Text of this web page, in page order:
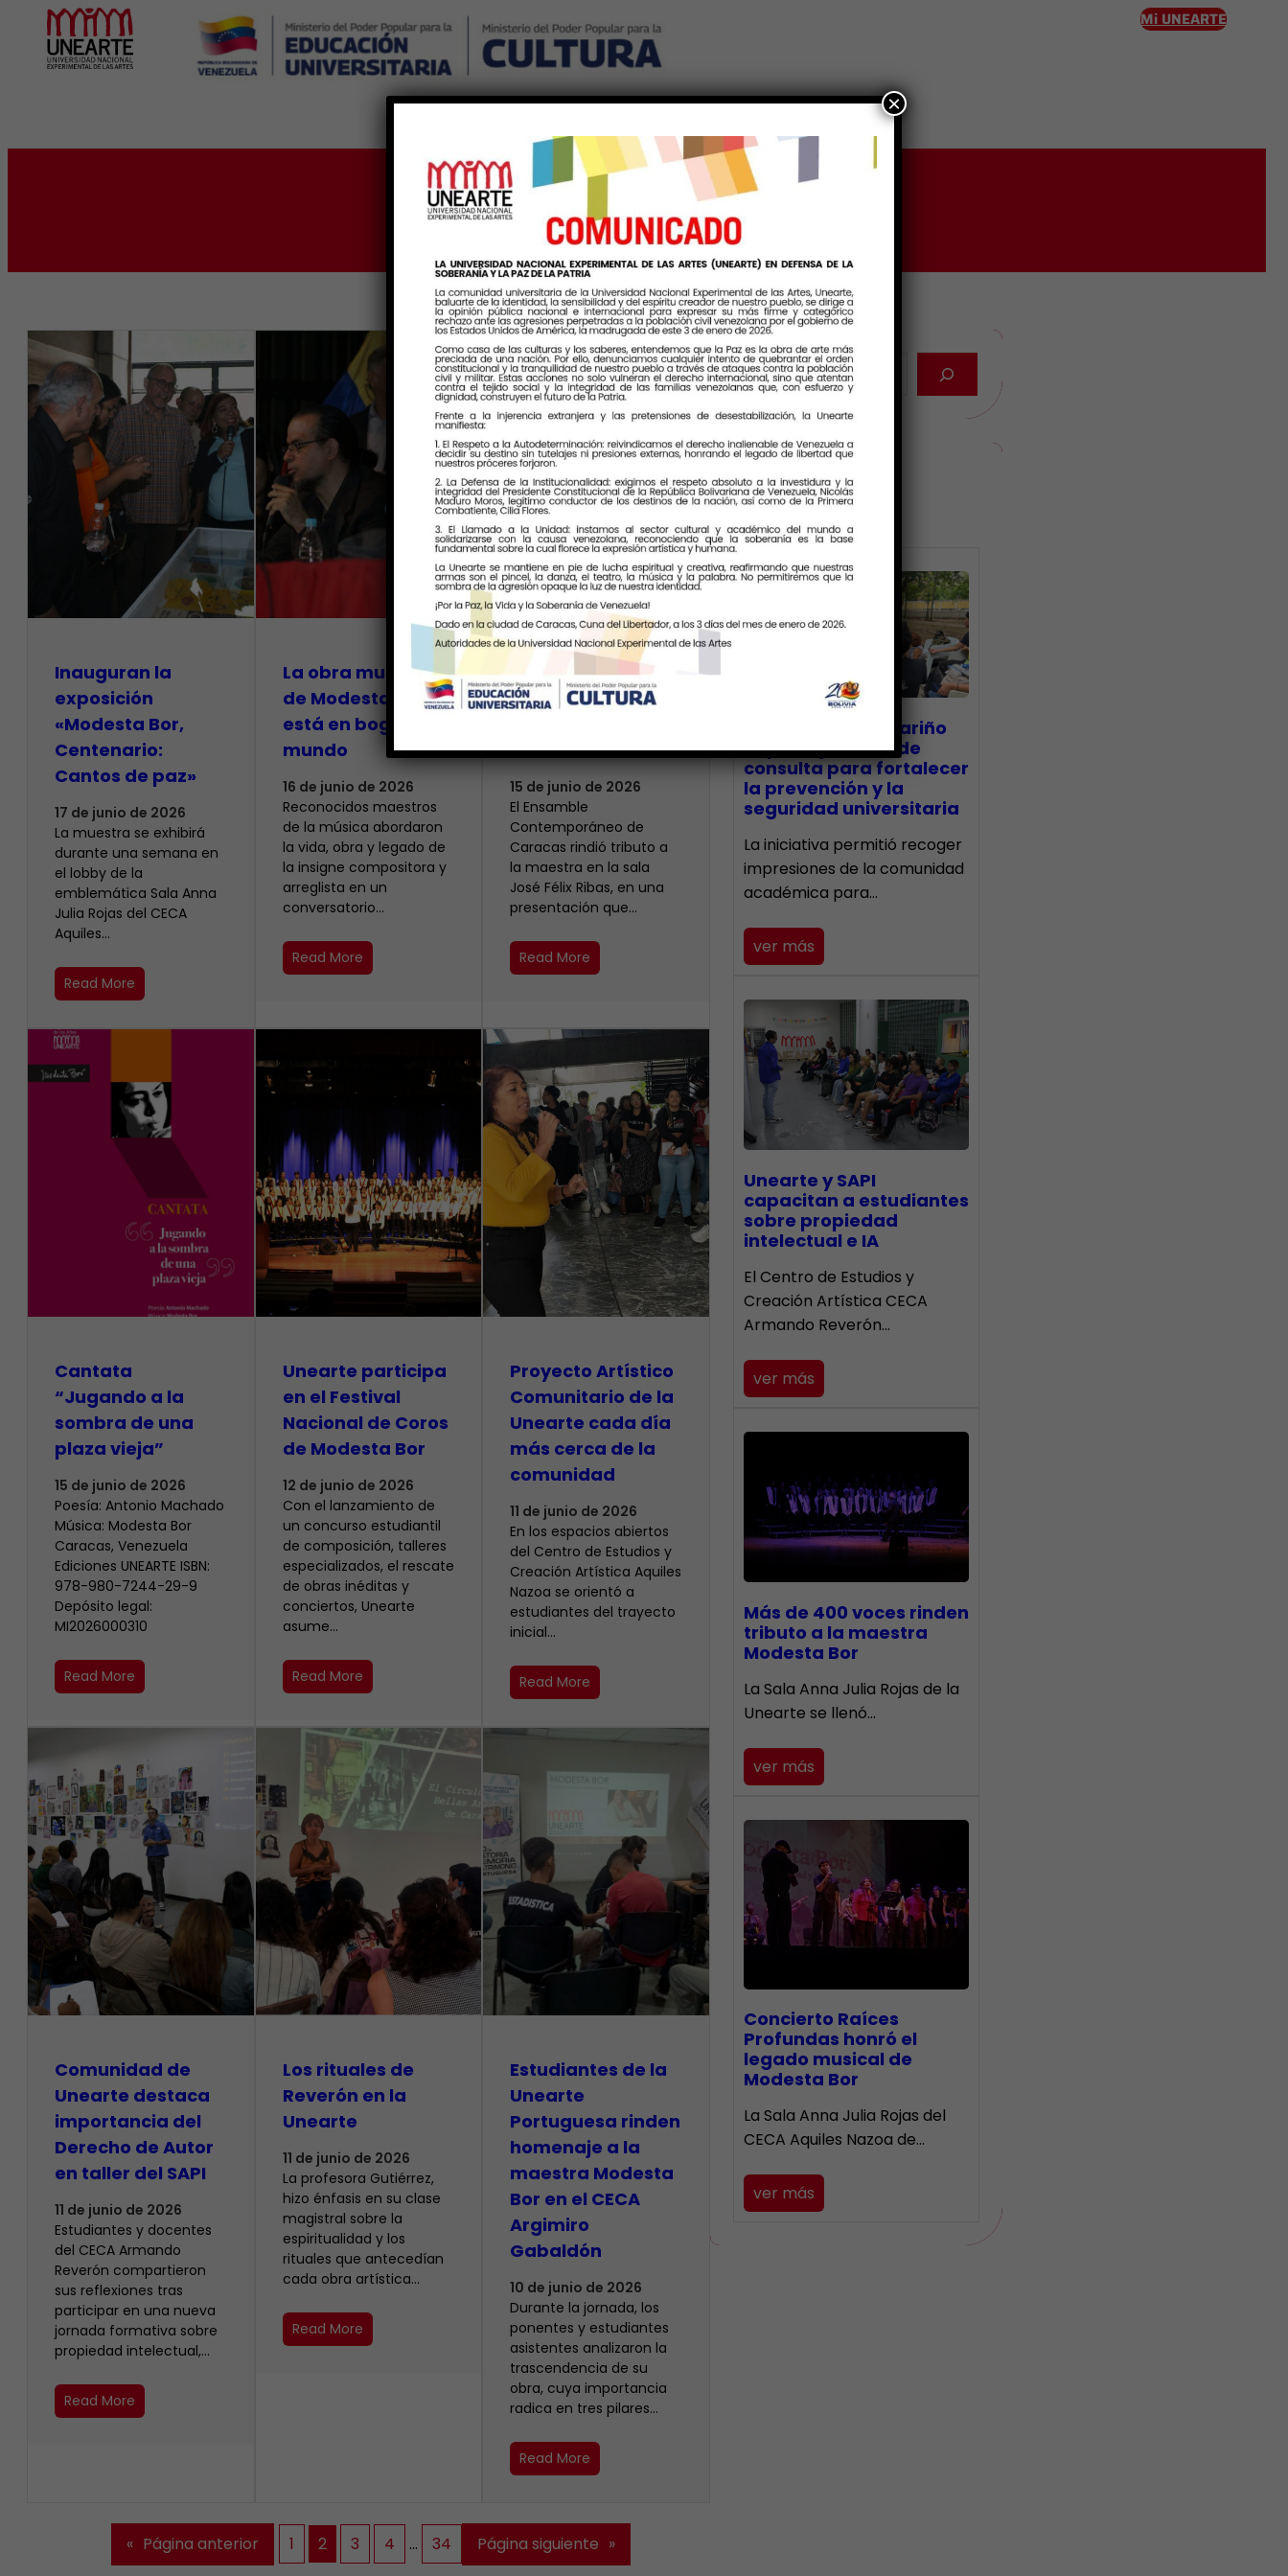
Mi UNEARTE
Ingreso
Etiqueta:VisiónPedagógica
Inauguran la
exposición
«Modesta Bor,
Centenario:
Cantos de paz»
17 de junio de 2026
La muestra se exhibirá
durante una semana en
el lobby de la
emblemática Sala Anna
Julia Rojas del CECA
Aquiles…
Read More
La obra musical
de Modesta Bor
está en boga en el
mundo
16 de junio de 2026
Reconocidos maestros
de la música abordaron
la vida, obra y legado de
la insigne compositora y
arreglista en un
conversatorio…
Read More
Modesta: un
centenario que
memoria histórica
15 de junio de 2026
El Ensamble
Contemporáneo de
Caracas rindió tributo a
la maestra en la sala
José Félix Ribas, en una
presentación que…
Read More
Cantata
“Jugando a la
sombra de una
plaza vieja”
15 de junio de 2026
Poesía: Antonio Machado
Música: Modesta Bor
Caracas, Venezuela
Ediciones UNEARTE ISBN:
978-980-7244-29-9
Depósito legal:
MI2026000310
Read More
Unearte participa
en el Festival
Nacional de Coros
de Modesta Bor
12 de junio de 2026
​Con el lanzamiento de
un concurso estudiantil
de composición, talleres
especializados, el rescate
de obras inéditas y
conciertos, Unearte
asume…
Read More
Proyecto Artístico
Comunitario de la
Unearte cada día
más cerca de la
comunidad
11 de junio de 2026
En los espacios abiertos
del Centro de Estudios y
Creación Artística Aquiles
Nazoa se orientó a
estudiantes del trayecto
inicial…
Read More
Comunidad de
Unearte destaca
importancia del
Derecho de Autor
en taller del SAPI
11 de junio de 2026
Estudiantes y docentes
del CECA Armando
Reverón compartieron
sus reflexiones tras
participar en una nueva
jornada formativa sobre
propiedad intelectual,…
Read More
Los rituales de
Reverón en la
Unearte
11 de junio de 2026
La profesora Gutiérrez,
hizo énfasis en su clase
magistral sobre la
espiritualidad y los
rituales que antecedían
cada obra artística…
Read More
Estudiantes de la
Unearte
Portuguesa rinden
homenaje a la
maestra Modesta
Bor en el CECA
Argimiro
Gabaldón
10 de junio de 2026
Durante la jornada, los
ponentes y estudiantes
asistentes analizaron la
trascendencia de su
obra, cuya importancia
radica en tres pilares…
Read More
« Página anterior 1 2 3 4 … 34 Página siguiente »
Últimas Noticias
CECA Santiago Mariño
impulsó jornada de
consulta para fortalecer
la prevención y la
seguridad universitaria
La iniciativa permitió recoger
impresiones de la comunidad
académica para…
ver más
Unearte y SAPI
capacitan a estudiantes
sobre propiedad
intelectual e IA
El Centro de Estudios y
Creación Artística CECA
Armando Reverón…
ver más
Más de 400 voces rinden
tributo a la maestra
Modesta Bor
​La Sala Anna Julia Rojas de la
Unearte se llenó…
ver más
​Concierto Raíces
Profundas honró el
legado musical de
Modesta Bor
La Sala Anna Julia Rojas del
CECA Aquiles Nazoa de…
ver más
×